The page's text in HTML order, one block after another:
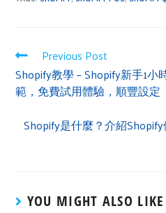
Previous Post
Shopify教學 – Shopify新手1
範，免費試用體驗，順豐設定
Shopify是什麼？介紹
YOU MIGHT ALSO LIKE